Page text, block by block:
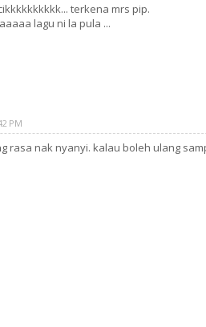
terkena mrs pip.
lagu ni la pula ...
PM
rasa nak nyanyi. kalau boleh ulang